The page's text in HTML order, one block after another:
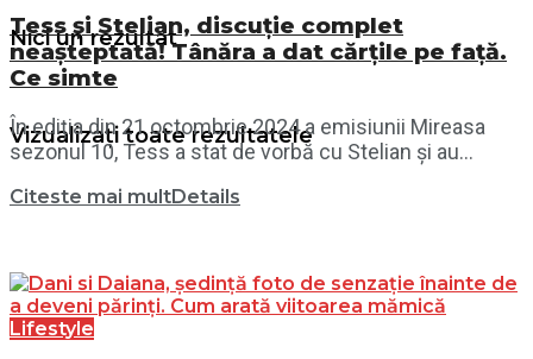
Nici un rezultat
Vizualizați toate rezultatele
Tess și Stelian, discuție complet
neașteptată! Tânăra a dat cărțile pe față.
Ce simte
În ediția din 21 octombrie 2024 a emisiunii Mireasa
sezonul 10, Tess a stat de vorbă cu Stelian și au...
Citeste mai multDetails
Lifestyle